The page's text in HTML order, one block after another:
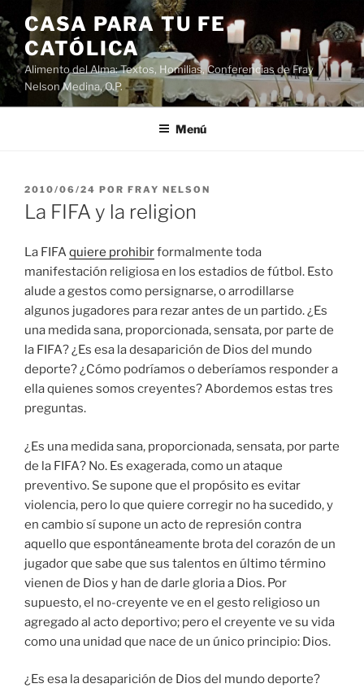
Saltar
al
contenido
CASA PARA TU FE
CATÓLICA
Alimento del Alma: Textos, Homilias, Conferencias de Fray
Nelson Medina, O.P.
Menú
PUBLICADO
EL
2010/06/24 POR FRAY NELSON
La FIFA y la religion
La FIFAquiere prohibirformalmente toda
manifestación religiosa en los estadios de fútbol. Esto
alude a gestos como persignarse, o arrodillarse
algunos jugadores para rezar antes de un partido. ¿Es
una medida sana, proporcionada, sensata, por parte de
la FIFA? ¿Es esa la desaparición de Dios del mundo
deporte? ¿Cómo podríamos o deberíamos responder a
ella quienes somos creyentes? Abordemos estas tres
preguntas.
¿Es una medida sana, proporcionada, sensata, por parte
de la FIFA? No. Es exagerada, como un ataque
preventivo. Se supone que el propósito es evitar
violencia, pero lo que quiere corregir no ha sucedido, y
en cambio sí supone un acto de represión contra
aquello que espontáneamente brota del corazón de un
jugador que sabe que sus talentos en último término
vienen de Dios y han de darle gloria a Dios. Por
supuesto, el no-creyente ve en el gesto religioso un
agregado al acto deportivo; pero el creyente ve su vida
como una unidad que nace de un único principio: Dios.
¿Es esa la desaparición de Dios del mundo deporte?